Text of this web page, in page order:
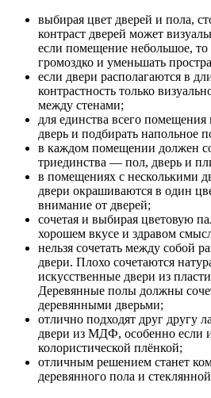
выбирая цвет дверей и пола,
контраст дверей может
если помещение небольшое, то
громоздко и уменьшать
если двери располагаются в
контрастность только
между стенами;
для единства всего
дверь и подбирать напольное
в каждом помещении должен
триединства — пол, дверь и
в помещениях с несколькими
двери окрашиваются в один
внимание от дверей;
сочетая и выбирая цветовую
хорошем вкусе и здравом
нельзя сочетать между собой
двери. Плохо сочетаются
искусственные двери из
Деревянные полы должны
деревянными дверьми;
отлично подходят друг другу
двери из МДФ, особенно если
колористической плёнкой;
отличным решением станет
деревянного пола и